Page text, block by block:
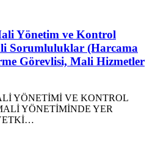
Yönetim ve Kontrol
Sorumluluklar (Harcama
Görevlisi, Mali Hizmetler
YÖNETİMİ VE KONTROL
YÖNETİMİNDE YER